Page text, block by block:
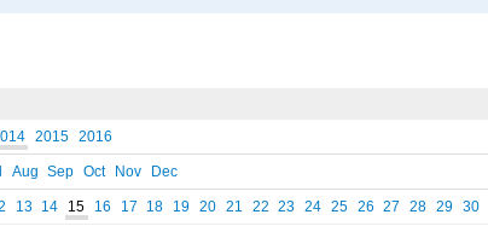
2015 2016
Aug Sep Oct Nov Dec
13 14 15 16 17 18 19 20 21 22 23 24 25 26 27 28 29 30